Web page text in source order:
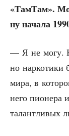
«Там­Там».
ну нача­ла
— Я не могу.
но нар­ко­ти­ки
мира, в
не­го пио­не­ра
талант­ли­вых